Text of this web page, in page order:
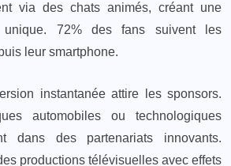
via des chats animés, créant une
unique. 72% des fans suivent les
leur smartphone.
instantanée attire les sponsors.
automobiles ou technologiques
dans des partenariats innovants.
productions télévisuelles avec effets